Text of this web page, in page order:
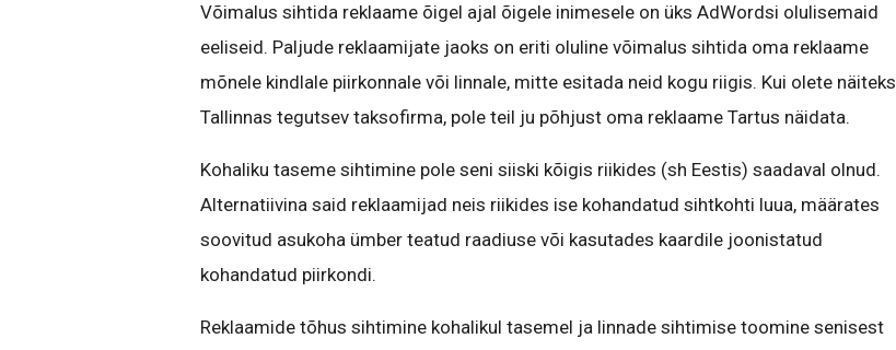
Võimalus sihtida reklaame õigel ajal õigele inimesele on üks AdWordsi olulisemaid
eeliseid. Paljude reklaamijate jaoks on eriti oluline võimalus sihtida oma reklaame
mõnele kindlale piirkonnale või linnale, mitte esitada neid kogu riigis. Kui olete näiteks
Tallinnas tegutsev taksofirma, pole teil ju põhjust oma reklaame Tartus näidata.
Kohaliku taseme sihtimine pole seni siiski kõigis riikides (sh Eestis) saadaval olnud.
Alternatiivina said reklaamijad neis riikides ise kohandatud sihtkohti luua, määrates
soovitud asukoha ümber teatud raadiuse või kasutades kaardile joonistatud
kohandatud piirkondi.
Reklaamide tõhus sihtimine kohalikul tasemel ja linnade sihtimise toomine senisest